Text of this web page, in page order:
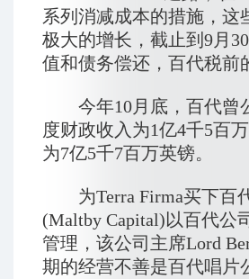
系列消减成本的措施，
极大的增长，截止到9月
值和债务偿还，百代税前
今年10月底，百代曾
度财政收入为1亿4千5百
为7亿5千7百万英镑。
为Terra Firma买下百
(Maltby Capital)以百代公
管理，该公司主席Lord
期的经营不善是百代唱片